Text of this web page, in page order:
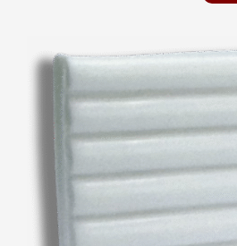
07
gramas
(antigo
Porcelana)